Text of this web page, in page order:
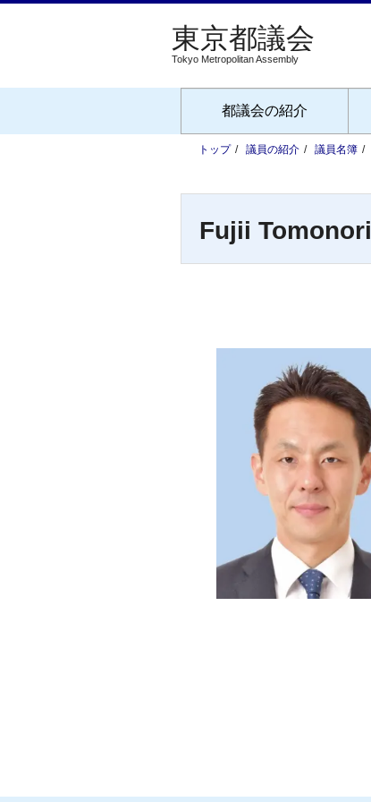
Tokyo Metropolitan Assembly
都議会の紹介
トップ 議員の紹介 議員名簿
Fujii Tomonori